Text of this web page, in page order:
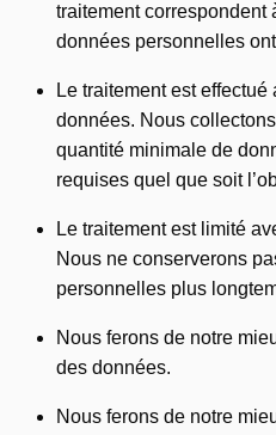
traitement correspondent
données personnelles
Le traitement est
données. Nous
quantité minimale de
requises quel que soit
Le traitement est limité
Nous ne conserverons
personnelles plus
Nous ferons de notre
des données.
Nous ferons de notre